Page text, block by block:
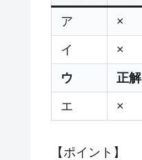
ア ×
イ ×
ウ 正解
エ ×
【ポイント】